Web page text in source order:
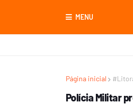
MENU
Página inicial
Polícia Militar